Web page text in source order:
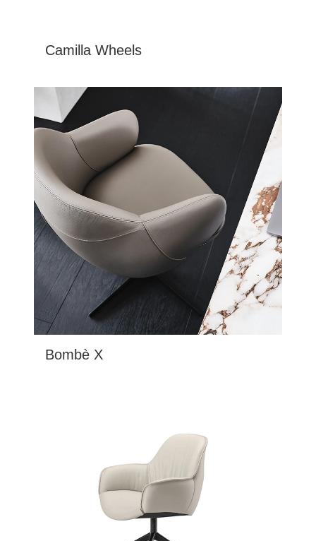
Camilla Wheels
Bombè X